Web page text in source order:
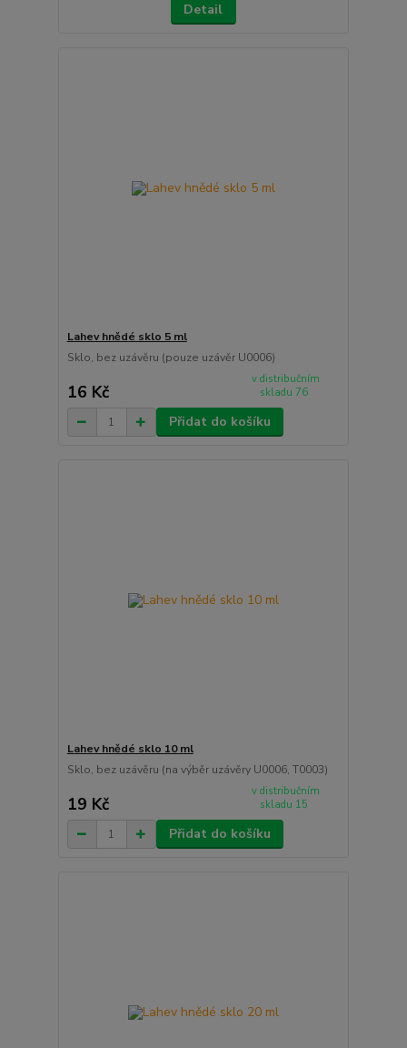
Detail
Lahev hnědé sklo 5 ml
Sklo, bez uzávěru (pouze uzávěr U0006)
16 Kč
v distribučním
skladu 76
Přidat do košíku
Lahev hnědé sklo 10 ml
Sklo, bez uzávěru (na výběr uzávěry U0006, T0003)
19 Kč
v distribučním
skladu 15
Přidat do košíku